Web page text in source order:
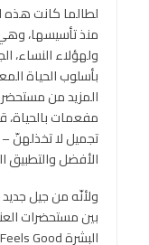
منذ تأسيسها، وهي
ولهؤلاء النساء،
بأسلوب الحياة
المزيد من
مفعمات بالحياة،
تجميل لا تخذلهنّ
الأفضل والتطبيق
ولأنّه من جيل
بين مستحضرات